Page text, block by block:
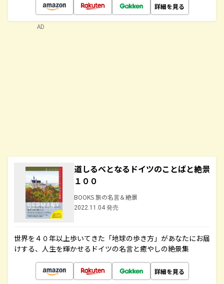
詳細を見る
道しるべとなるドイツのことばと絶景
１００
BOOKS 旅の名言＆絶景
2022.11.04 発売
世界を４０年以上歩いてきた「地球の歩き方」があなたにお届
けする、人生を輝かせるドイツの名言と癒やしの絶景集
詳細を見る
AD